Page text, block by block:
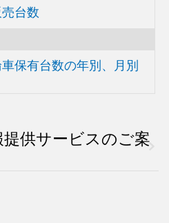
台数
保有台数の年別、月別
提供サービスのご案